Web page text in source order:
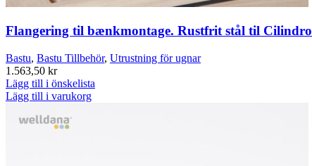
Flangering til bænkmontage. Rustfrit stål til Cilindro
Bastu, Bastu Tillbehör, Utrustning för ugnar
1.563,50 kr
Lägg till i önskelista
Lägg till i varukorg